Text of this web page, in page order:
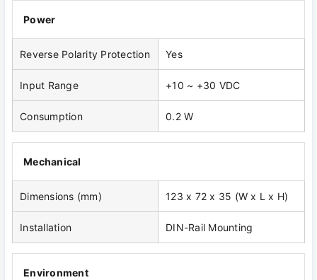
Power
Reverse Polarity Protection Yes
Input Range +10 ~ +30 VDC
Consumption 0.2 W
Mechanical
Dimensions (mm) 123 x 72 x 35 (W x L x H)
Installation DIN-Rail Mounting
Environment